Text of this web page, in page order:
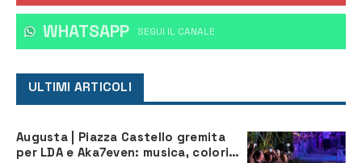
WHATSAPP ‎SEGUI IL CANALE
ULTIMI ARTICOLI
Augusta | Piazza Castello gremita
per LDA e Aka7even: musica, colori